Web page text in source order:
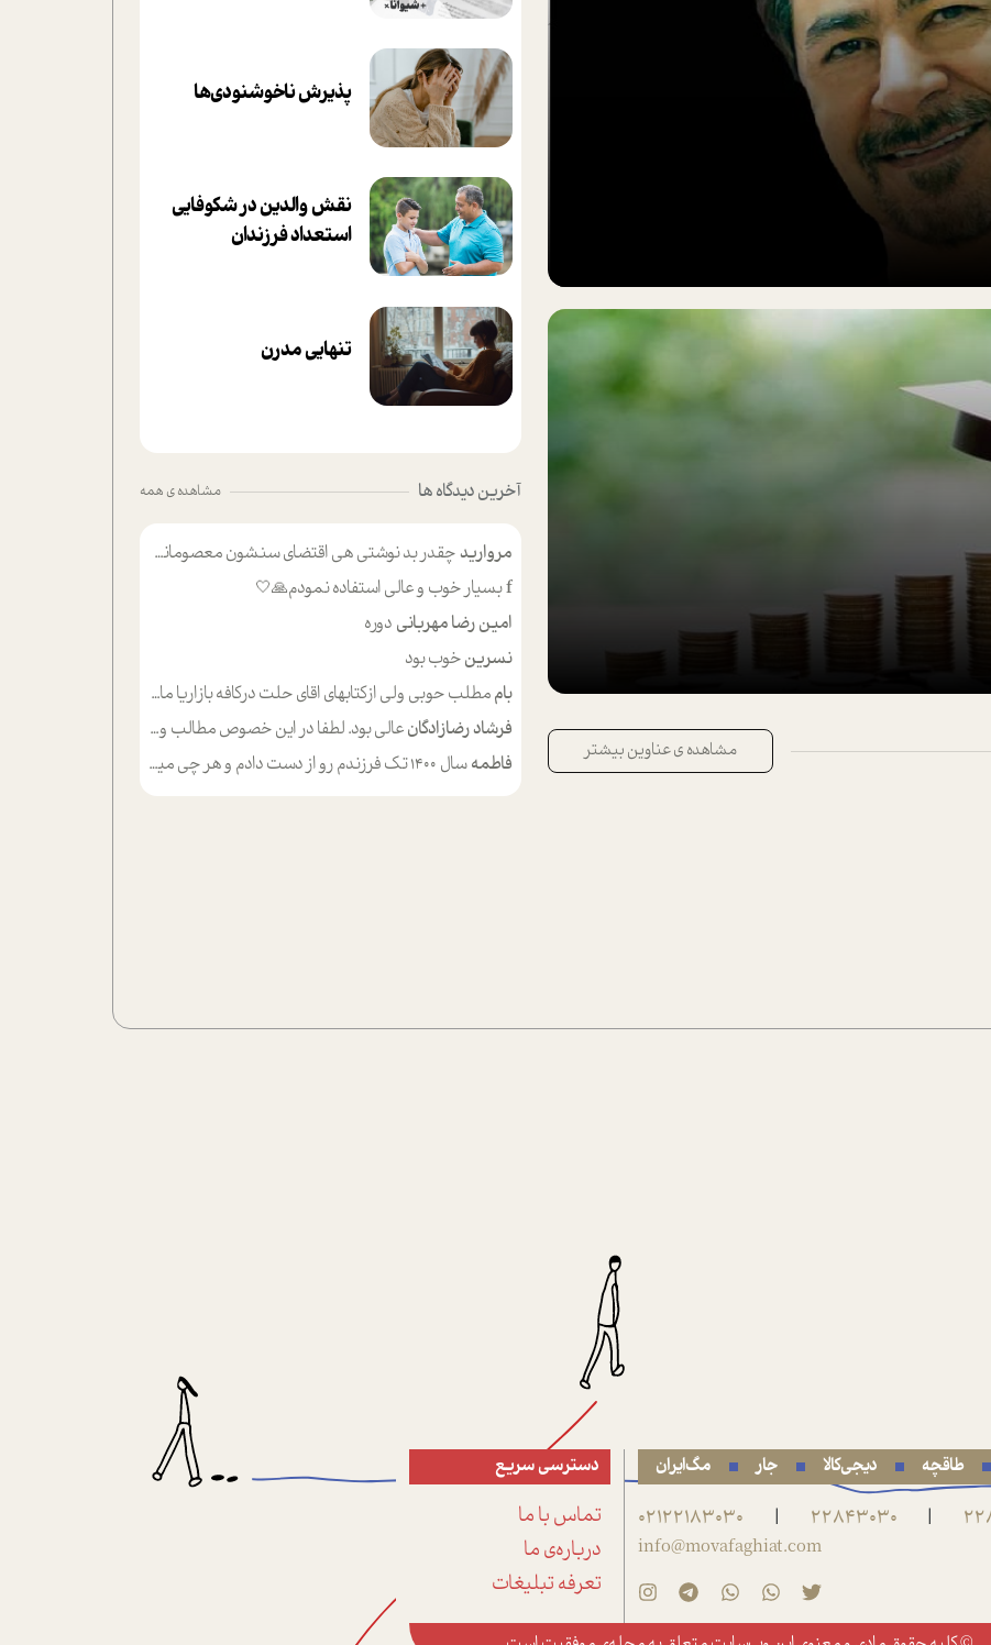
مشاهده ی عناوین بیشتر
پذیرش ناخوشنودی‌ها
نقش والدین در شکوفا‌یی
ا‌ستعداد فرزندان‌
تنهایی مدرن
آخرین دیدگاه ها مشاهده ی همه
مرواریدچقدر بد نوشتی هی اقتضای سنشون معصومانه این اون خلی؟نکنه تا چهل سالگی پوشکت میکردن و شیر میخوردی که به اینا میگی کودک
fبسیار خوب و عالی استفاده نمودم🙏🤍
امین رضا مهربانی دوره
نسرینخوب بود
باممطلب حوبی ولی ازکتابهای اقای حلت درکافه بازاریا مایکت میزاشتن رایگان خوب بود ولی هرکدام خلاصه شده ش تومجله از طریق سایت هم خوبه اینکه درزیر اخرصفحه گذاشته شده خب ادم خبره میره نصب میکنه میخونه ولی هرکسی گوشیش ظرفیتش نداره باتشکر
فرشاد رضازادگانعالی بود. لطفا در این خصوص مطالب و مثال های بیشتر ی ارایه دهید
فاطمهسال ۱۴۰۰ تک فرزندم رو از دست دادم و هر چی میگذره حالم بدتر میشه و دلتنگتر تنایی رو ترجیح دادم و معاشرت برام سخت شده
طاقچه دیجی‌کالا جار مگ‌ایران
|
22843030
|
02122183030
info@movafaghiat.com
دسترسی سریع
تماس با ما
درباره‌ی ما
تعرفه تبلیغات